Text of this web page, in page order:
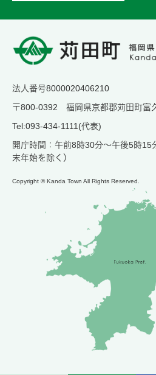
法人番号8000020406210
〒800-0392 福岡県京都郡苅田町富
Tel:093-434-1111(代表)
開庁時間：午前8時30分～午後5時15
末年始を除く）
Copyright © Kanda Town All Rights Reserved.